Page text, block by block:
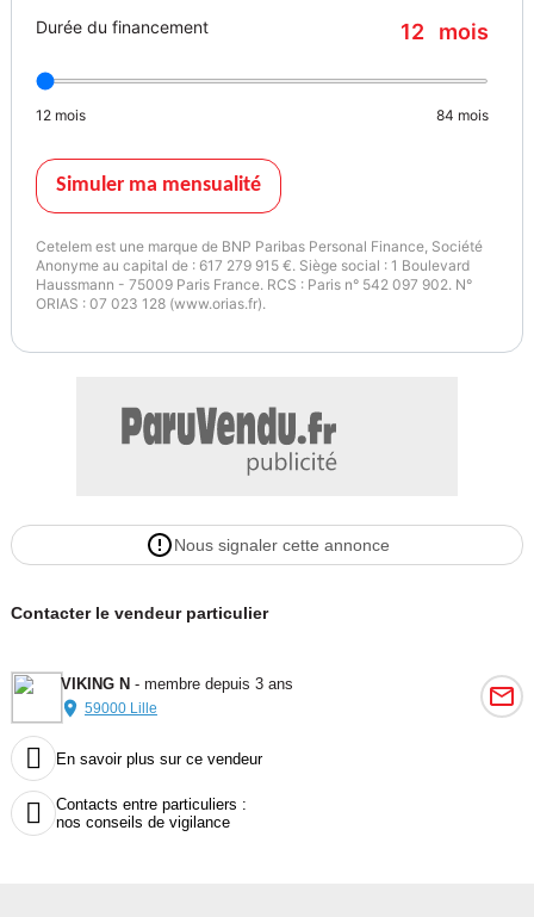
Durée du financement 12 mois
12 mois 84 mois
Simuler ma mensualité
Cetelem est une marque de BNP Paribas Personal Finance, Société
Anonyme au capital de : 617 279 915 €. Siège social : 1 Boulevard
Haussmann - 75009 Paris France. RCS : Paris n° 542 097 902. N°
ORIAS : 07 023 128 (www.orias.fr).
Nous signaler cette annonce
Contacter le vendeur particulier
VIKING N - membre depuis 3 ans
59000 Lille
 En savoir plus sur ce vendeur

Contacts entre particuliers :
nos conseils de vigilance